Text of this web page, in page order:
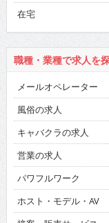
在宅
職種・業種で求人を
メールオペレーター
風俗の求人
キャバクラの求人
営業の求人
パワフルワーク
ホスト・モデル・AV